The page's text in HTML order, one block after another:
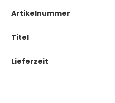
Artikelnummer
Titel
Lieferzeit